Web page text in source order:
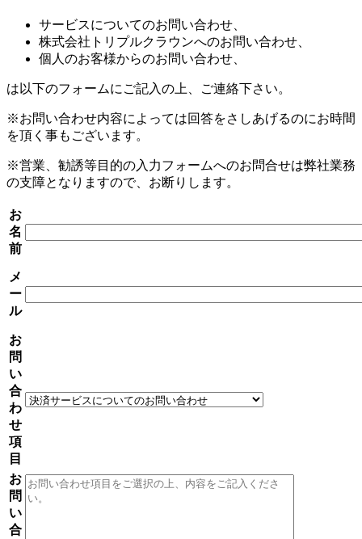
サービスについてのお問い合わせ、
株式会社トリプルクラウンへのお問い合わせ、
個人のお客様からのお問い合わせ、
は以下のフォームにご記入の上、ご連絡下さい。
※お問い合わせ内容によっては回答をさしあげるのにお時間
を頂く事もございます。
※営業、勧誘等目的の入力フォームへのお問合せは弊社業務
の支障となりますので、お断りします。
お
名
前
メ
ー
ル
お
問
い
合
わ
せ
項
目
お
問
い
合